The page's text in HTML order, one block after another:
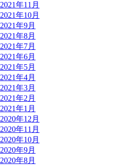
2021年11月
2021年10月
2021年9月
2021年8月
2021年7月
2021年6月
2021年5月
2021年4月
2021年3月
2021年2月
2021年1月
2020年12月
2020年11月
2020年10月
2020年9月
2020年8月